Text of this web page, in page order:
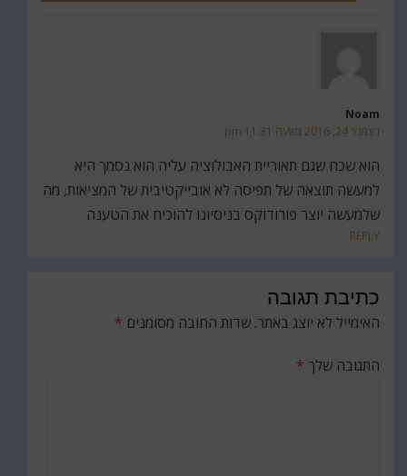
Noam
דצמבר 24, 2016 בשעה 11:31 pm
הוא שכח שגם תאוריית האבולוציה עליה הוא נסמך היא
למעשה תוצאה של תפיסה לא אובייקטיבית של המציאות, מה
שלמעשה יוצר פורודוקס בניסיונו להוכיח את הטענה
REPLY
כתיבת תגובה
האימייל לא יוצג באתר. שדות החובה מסומנים *
התגובה שלך *